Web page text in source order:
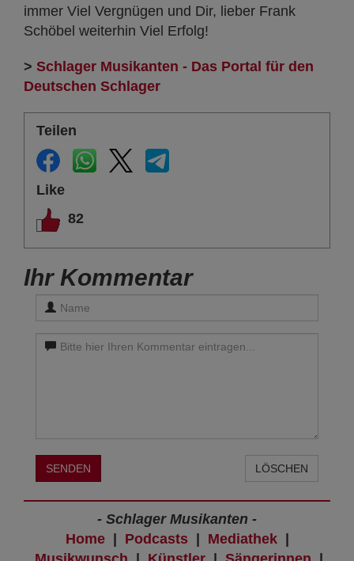
immer Viel Vergnügen und Dir, lieber Frank
Schöbel weiterhin Viel Erfolg!
> Schlager Musikanten - Das Portal für den
Deutschen Schlager
Teilen
Like
82
Ihr Kommentar
SENDEN LÖSCHEN
- Schlager Musikanten -
Home| Podcasts| Mediathek|